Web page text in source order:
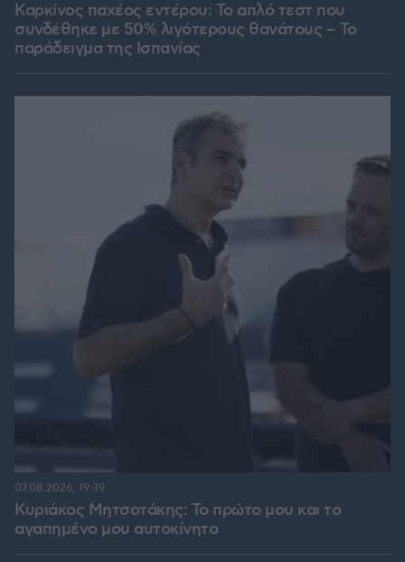
Καρκίνος παχέος εντέρου: Το απλό τεστ που
συνδέθηκε με 50% λιγότερους θανάτους – Το
παράδειγμα της Ισπανίας
Κυριάκος Μητσοτάκης: Το πρώτο μου και το
αγαπημένο μου αυτοκίνητο
07.08.2026, 19:39